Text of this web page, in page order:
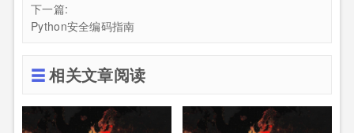
下一篇:
Python安全编码指南
相关文章阅读